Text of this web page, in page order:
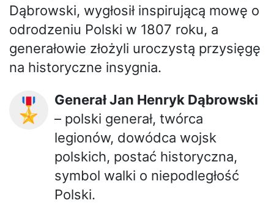
Dąbrowski, wygłosił inspirującą mowę o
odrodzeniu Polski w 1807 roku, a
generałowie złożyli uroczystą przysięgę
na historyczne insygnia.
🎖️
Generał Jan Henryk Dąbrowski
– polski generał, twórca
legionów, dowódca wojsk
polskich, postać historyczna,
symbol walki o niepodległość
Polski.